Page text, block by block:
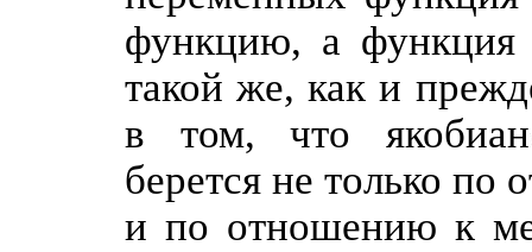
функцию, а функция
такой же, как и
в том, что якобиан
берется не только по
и по отношению к